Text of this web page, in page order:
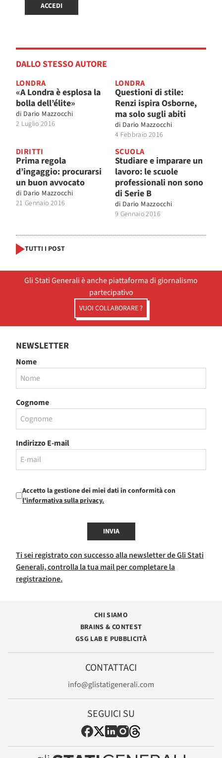
ACCEDI
DALLO STESSO AUTORE
LONDRA
«A Londra è esplosa la
bolla dell’élite»
di Dario Mazzocchi
2 Luglio 2016
LONDRA
Questioni di stile:
Renzi ispira Osborne,
ma solo sugli abiti
di Dario Mazzocchi
4 Febbraio 2016
DIRITTI
Prima regola
d’ingaggio: procurarsi
un buon avvocato
di Dario Mazzocchi
21 Gennaio 2016
SCUOLA
Studiare e imparare un
lavoro: le scuole
professionali non sono
di Serie B
di Dario Mazzocchi
9 Gennaio 2016
TUTTI I POST
Gli Stati Generali è anche piattaforma di giornalismo
partecipativo
VUOI COLLABORARE ?
NEWSLETTER
Nome
Cognome
Indirizzo E-mail
Accetto la gestione dei miei dati in conformità con
l'informativa sulla privacy.
INVIA
Ti sei registrato con successo alla newsletter de Gli Stati
Generali, controlla la tua mail per completare la
registrazione.
CHI SIAMO
BRAINS & CONTEST
GSG LAB E PUBBLICITÀ
CONTATTACI
info@glistatigenerali.com
SEGUICI SU